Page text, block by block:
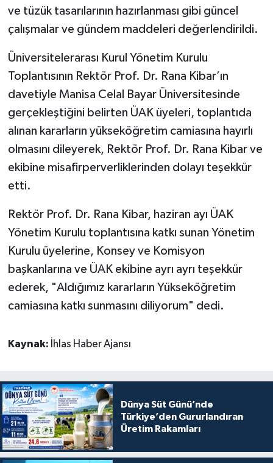
ve tüzük tasarılarının hazırlanması gibi güncel
çalışmalar ve gündem maddeleri değerlendirildi.
Üniversitelerarası Kurul Yönetim Kurulu
Toplantısının Rektör Prof. Dr. Rana Kibar’ın
davetiyle Manisa Celal Bayar Üniversitesinde
gerçekleştiğini belirten ÜAK üyeleri, toplantıda
alınan kararların yükseköğretim camiasına hayırlı
olmasını dileyerek, Rektör Prof. Dr. Rana Kibar ve
ekibine misafirperverliklerinden dolayı teşekkür
etti.
Rektör Prof. Dr. Rana Kibar, haziran ayı ÜAK
Yönetim Kurulu toplantısına katkı sunan Yönetim
Kurulu üyelerine, Konsey ve Komisyon
başkanlarına ve ÜAK ekibine ayrı ayrı teşekkür
ederek, "Aldığımız kararların Yükseköğretim
camiasına katkı sunmasını diliyorum" dedi.
Kaynak: İhlas Haber Ajansı
Dünya Süt Günü’nde
Türkiye’den Gururlandıran
Üretim Rakamları